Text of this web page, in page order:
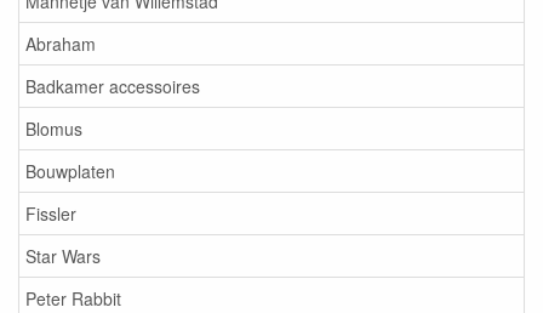
Abraham
Badkamer accessoires
Blomus
Bouwplaten
Fissler
Star Wars
Peter Rabbit